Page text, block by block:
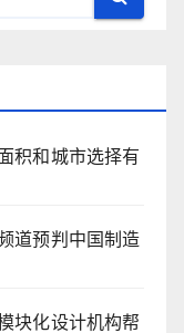
积和城市选择有
道预判中国制造
块化设计机构帮